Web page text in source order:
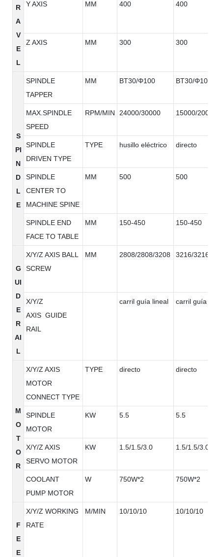
R
A
V
E
L
Y AXIS MM 400 400
Z AXIS MM 300 300
S
PI
N
D
L
E
SPINDLE
TAPPER
MM BT30/Φ100 BT30/Φ100
MAX.SPINDLE
SPEED
RPM/MIN 24000/30000 15000/20000
SPINDLE
DRIVEN TYPE
TYPE husillo eléctrico directo
SPINDLE
CENTER TO
MACHINE SPINE
MM 500 500
SPINDLE END
FACE TO TABLE
MM 150-450 150-450
G
UI
D
E
R
AI
L
X/Y/Z AXIS BALL
SCREW
MM 2808/2808/3208 3216/3216/
X/Y/Z
AXIS GUIDE
RAIL
carril guía lineal carril guía
M
O
T
O
R
X/Y/Z AXIS
MOTOR
CONNECT TYPE
TYPE directo directo
SPINDLE
MOTOR
KW 5.5 5.5
X/Y/Z AXIS
SERVO MOTOR
KW 1.5/1.5/3.0 1.5/1.5/3.0
COOLANT
PUMP MOTOR
W 750W*2 750W*2
F
E
E
X/Y/Z WORKING
RATE
M/MIN 10/10/10 10/10/10